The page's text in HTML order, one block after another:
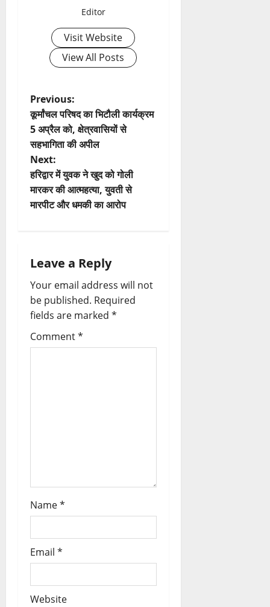
Editor
Visit Website
View All Posts
P
o
s
t
n
v
i
g
a
Previous:
कूर्मांचल परिषद का भिटौली कार्यक्रम
5 अप्रैल को, क्षेत्रवासियों से
सहभागिता की अपील
Next:
हरिद्वार में युवक ने खुद को गोली
मारकर की आत्महत्या, युवती से
मारपीट और धमकी का आरोप
Leave a Reply
Your email address will not
be published. Required
fields are marked *
Comment*
Name*
Email *
Website